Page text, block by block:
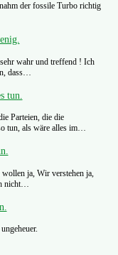
der fossile Turbo richtig
wahr und treffend ! Ich
dass…
tun.
Parteien, die die
tun, als wäre alles im…
ja, Wir verstehen ja,
nicht…